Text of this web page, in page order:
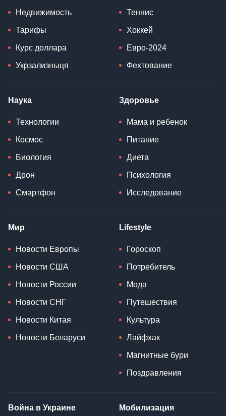
Недвижимость
Тарифы
Курс доллара
Укрзализныця
Теннис
Хоккей
Евро-2024
Фехтование
Наука
Технологии
Космос
Биология
Дрон
Смартфон
Здоровье
Мама и ребенок
Питание
Диета
Психология
Исследование
Мир
Новости Европы
Новости США
Новости России
Новости СНГ
Новости Китая
Новости Беларуси
Lifestyle
Гороскоп
Потребитель
Мода
Путешествия
Культура
Лайфхак
Магнитные бури
Поздравления
Война в Украине Мобилизация